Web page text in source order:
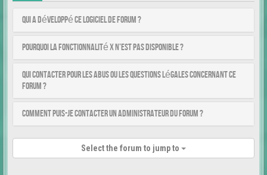
Qui a développé ce logiciel de forum ?
Pourquoi la fonctionnalité X n’est pas disponible ?
Qui contacter pour les abus ou les questions légales concernant ce
forum ?
Comment puis-je contacter un administrateur du forum ?
Select the forum to jump to